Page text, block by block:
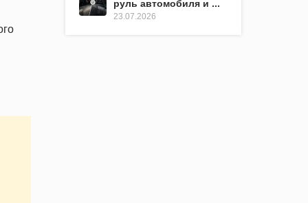
руль автомобиля и ...
23.07.2026